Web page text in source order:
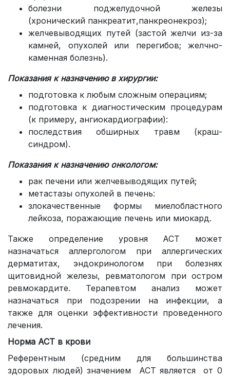
болезни поджелудочной железы
(хронический панкреатит,панкреонекроз);
желчевыводящих путей (застой желчи из-за
камней, опухолей или перегибов; желчно-
каменная болезнь).
Показания к назначению в хирургии:
подготовка к любым сложным операциям;
подготовка к диагностическим процедурам
(к примеру, ангиокардиографии):
последствия обширных травм (краш-
синдром).
Показания к назначению онкологом:
рак печени или желчевыводящих путей;
метастазы опухолей в печень:
злокачественные формы миелобластного
лейкоза, поражающие печень или миокард.
Также определение уровня АСТ может
назначаться аллергологом при аллергических
дерматитах, эндокринологом при болезнях
щитовидной железы, ревматологом при остром
ревмокардите. Терапевтом анализ может
назначаться при подозрении на инфекции, а
также для оценки эффективности проведенного
лечения.
Норма АСТ в крови
Референтным (средним для большинства
здоровых людей) значением АСТ является от 0